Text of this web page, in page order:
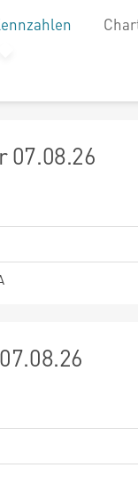
07.08.26